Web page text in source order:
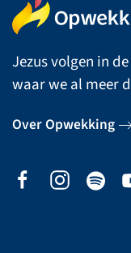
Jezus volgen in
waar we al meer
Over Opwekking